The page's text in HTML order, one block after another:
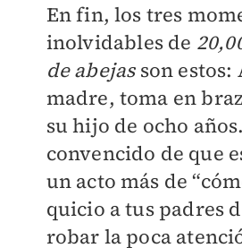
En fin, los tres
inolvidables de
de abejasson estos:
madre, toma en
su hijo de ocho
convencido de que
un acto más de
quicio a tus padres
robar la poca